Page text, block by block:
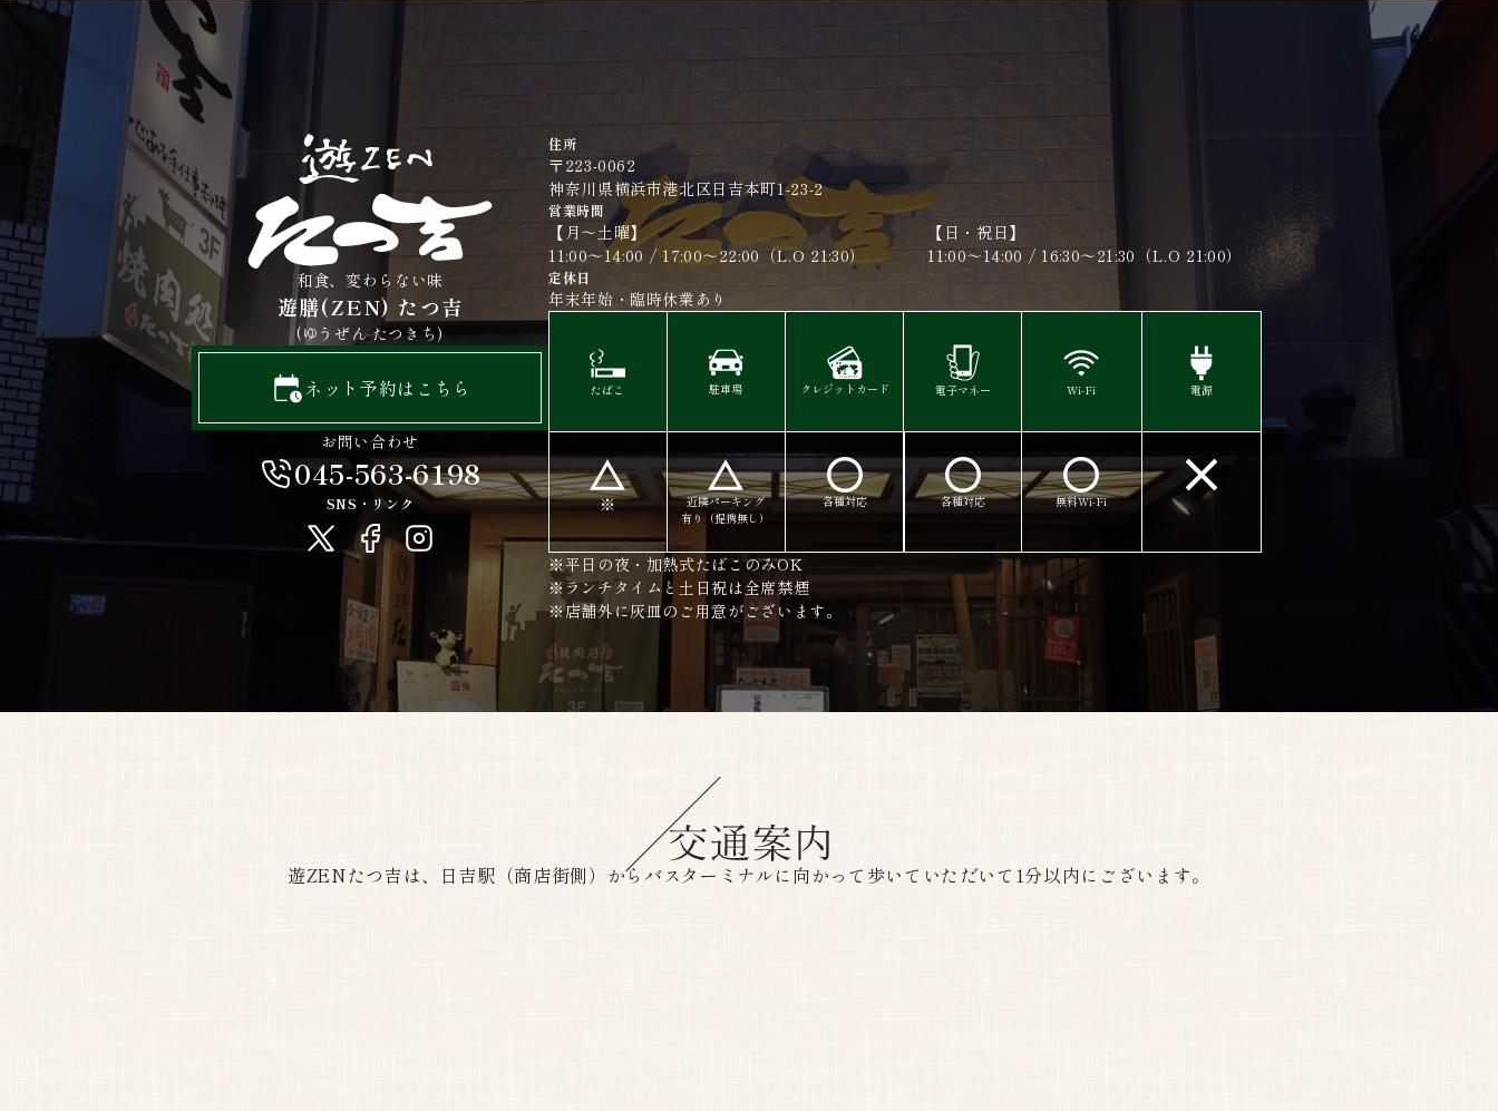
和食、変わらない味
遊膳(ZEN) たつ吉
(ゆうぜん たつきち)
ネット予約はこちら
お問い合わせ
045-563-6198
SNS・リンク
住所
〒223-0062
神奈川県横浜市港北区日吉本町1-23-2
営業時間
【月〜土曜】
11:00～14:00 / 17:00～22:00（L.O 21:30）
【日・祝日】
11:00～14:00 / 16:30～21:30（L.O 21:00）​​​​​​​
定休日
年末年始・臨時休業あり
たばこ 駐車場 クレジットカード
※
近隣パーキング
有り（提携無し）​​​​​​​
各種対応
電子マネー Wi-Fi 電源
各種対応​​​​​​​ 無料Wi-Fi​​​​​​​
※平日の夜・加熱式たばこのみOK
※ランチタイムと土日祝は全席禁煙
※店舗外に灰皿のご用意がございます。
遊ZENたつ吉は、日吉駅（商店街側）からバスターミナルに向かって歩いていただいて1分以内にございます。